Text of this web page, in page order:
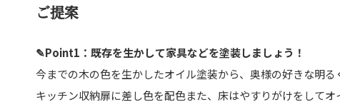
ご提案
✎Point1：既存を生かして家具などを塗装しましょう！
今までの木の色を生かしたオイル塗装から、奥様の好きな明
キッチン収納扉に差し色を配色また、床はやすりがけをしてオ